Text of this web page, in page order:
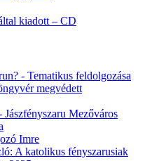
kiadott – CD
- Tematikus feldolgozása
megvédett
Jászfényszaru Mezőváros
Imre
A katolikus fényszarusiak